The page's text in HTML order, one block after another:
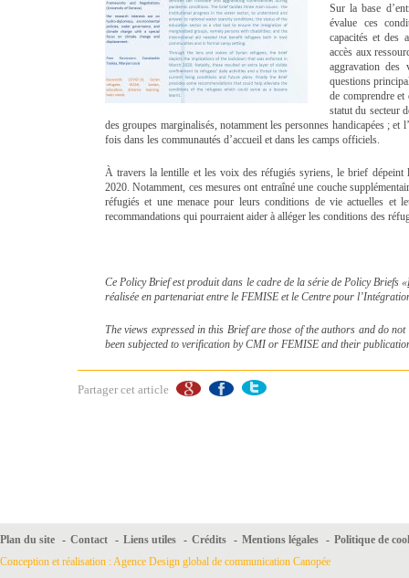
Sur la base
évalue ces
capacités et des
accès aux
aggravation des
questions
de comprendre
statut du secteur
des groupes marginalisés, notamment les personnes handicapées ;
fois dans les communautés d’accueil et dans les camps officiels.
À travers la lentille et les voix des réfugiés syriens, le brief
2020. Notamment, ces mesures ont entraîné une couche
réfugiés et une menace pour leurs conditions de vie actuelles
recommandations qui pourraient aider à alléger les conditions des
Ce Policy Brief est produit dans le cadre de la série de Policy Briefs «
réalisée en partenariat entre le FEMISE et le Centre pour
The views expressed in this Brief are those of the authors and do
been subjected to verification by CMI or FEMISE and their
Partager cet article
Plan du site - Contact - Liens utiles - Crédits - Mentions légales - Politique de
Conception et réalisation : Agence Design global de communication Canopée